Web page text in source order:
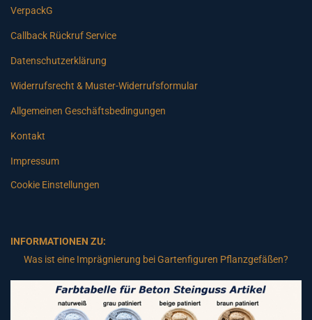
VerpackG
Callback Rückruf Service
Datenschutzerklärung
Widerrufsrecht & Muster-Widerrufsformular
Allgemeinen Geschäftsbedingungen
Kontakt
Impressum
Cookie Einstellungen
INFORMATIONEN ZU:
Was ist eine Imprägnierung bei Gartenfiguren Pflanzgefäßen?